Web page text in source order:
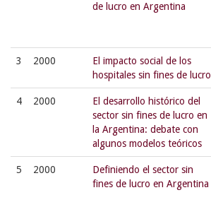
de lucro en Argentina
3 2000
El impacto social de los
hospitales sin fines de lucro
4 2000
El desarrollo histórico del
sector sin fines de lucro en
la Argentina: debate con
algunos modelos teóricos
5 2000
Definiendo el sector sin
fines de lucro en Argentina